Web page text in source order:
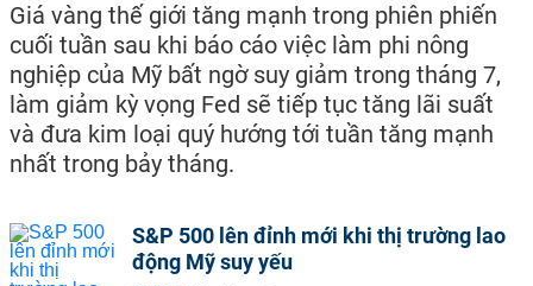
Giá vàng thế giới tăng mạnh trong phiên phiến
cuối tuần sau khi báo cáo việc làm phi nông
nghiệp của Mỹ bất ngờ suy giảm trong tháng 7,
làm giảm kỳ vọng Fed sẽ tiếp tục tăng lãi suất
và đưa kim loại quý hướng tới tuần tăng mạnh
nhất trong bảy tháng.
S&P 500 lên đỉnh mới khi thị trường lao
động Mỹ suy yếu